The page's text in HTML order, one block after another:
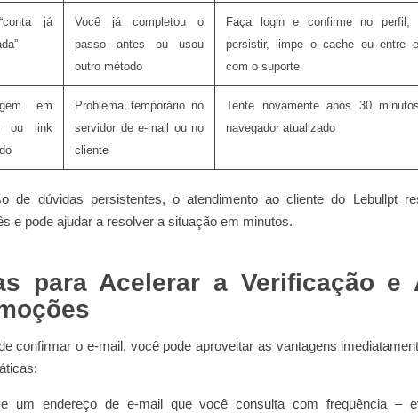
já
Você já completou o
passo antes ou usou
outro método
Faça login e confirme no
persistir, limpe o cache ou entre
com o suporte
em
ou link
Problema temporário no
servidor de e‑mail ou no
cliente
Tente novamente após 30
navegador atualizado
de dúvidas persistentes, o atendimento ao cliente do Lebullpt
e pode ajudar a resolver a situação em minutos.
para Acelerar a Verificação e
confirmar o e‑mail, você pode aproveitar as vantagens
um endereço de e‑mail que você consulta com frequência –